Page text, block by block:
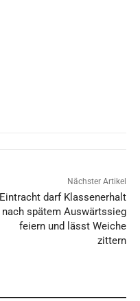
Nächster Artikel
Eintracht darf Klassenerhalt
nach spätem Auswärtssieg
feiern und lässt Weiche
zittern